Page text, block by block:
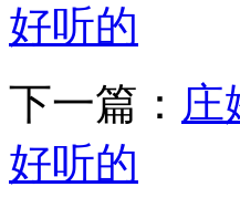
好听的
下一篇： 庄
好听的